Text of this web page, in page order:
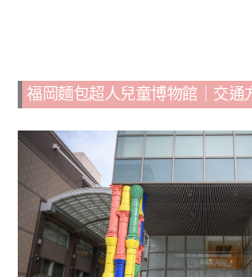
福岡麵包超人兒童博物館｜交通